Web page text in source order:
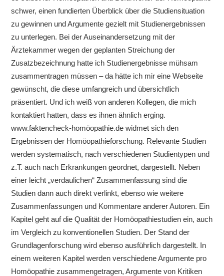
schwer, einen fundierten Überblick über die Studiensituation
zu gewinnen und Argumente gezielt mit Studienergebnissen
zu unterlegen. Bei der Auseinandersetzung mit der
Ärztekammer wegen der geplanten Streichung der
Zusatzbezeichnung hatte ich Studienergebnisse mühsam
zusammentragen müssen – da hätte ich mir eine Webseite
gewünscht, die diese umfangreich und übersichtlich
präsentiert. Und ich weiß von anderen Kollegen, die mich
kontaktiert hatten, dass es ihnen ähnlich erging.
www.faktencheck-homöopathie.de widmet sich den
Ergebnissen der Homöopathieforschung. Relevante Studien
werden systematisch, nach verschiedenen Studientypen und
z.T. auch nach Erkrankungen geordnet, dargestellt. Neben
einer leicht „verdaulichen“ Zusammenfassung sind die
Studien dann auch direkt verlinkt, ebenso wie weitere
Zusammenfassungen und Kommentare anderer Autoren. Ein
Kapitel geht auf die Qualität der Homöopathiestudien ein, auch
im Vergleich zu konventionellen Studien. Der Stand der
Grundlagenforschung wird ebenso ausführlich dargestellt. In
einem weiteren Kapitel werden verschiedene Argumente pro
Homöopathie zusammengetragen, Argumente von Kritiken